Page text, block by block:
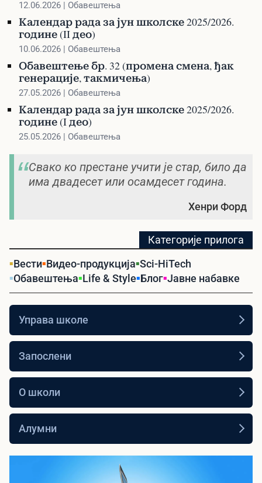
12.06.2026 | Обавештења
Календар рада за јун школске 2025/2026.
године (II део)
10.06.2026 | Обавештења
Обавештење бр. 32 (промена смена, ђак
генерације, такмичења)
27.05.2026 | Обавештења
Календар рада за јун школске 2025/2026.
године (I део)
25.05.2026 | Обавештења
Свако ко престане учити је стар, било да
има двадесет или осамдесет година.
Хенри Форд
Категорије прилога
Вести Видео-продукција Sci-HiTech
Обавештења Life & Style Блог Јавне набавке
Управа школе
Запослени
О школи
Алумни